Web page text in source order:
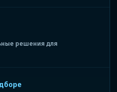
решения для